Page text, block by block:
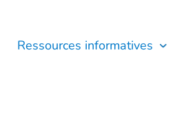
Ressources informatives